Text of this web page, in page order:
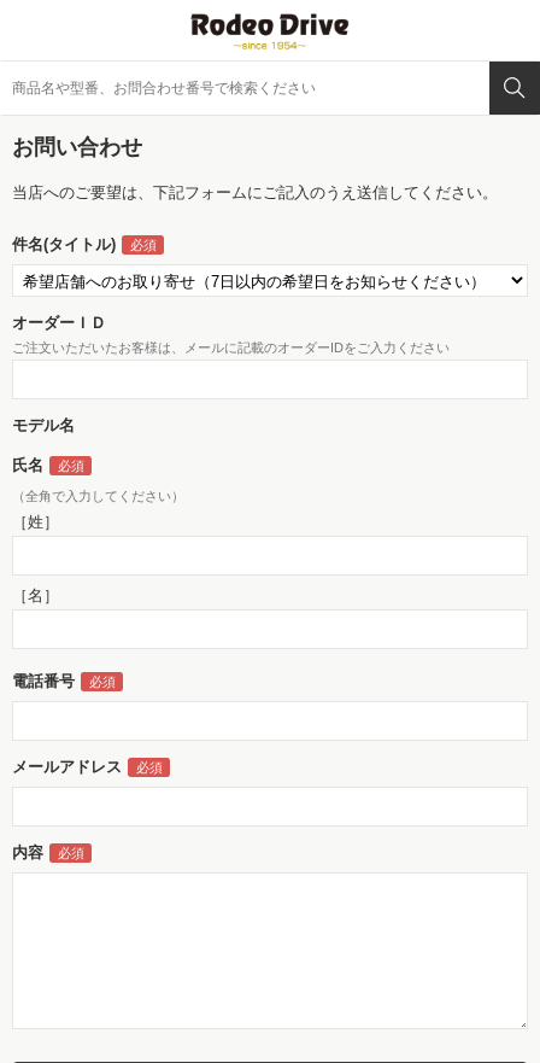
お問い合わせ
当店へのご要望は、下記フォームにご記入のうえ送信してください。
件名(タイトル)
オーダーＩＤ
ご注文いただいたお客様は、メールに記載のオーダーIDをご入力ください
モデル名
氏名
（全角で入力してください）
［姓］
［名］
電話番号
メールアドレス
内容